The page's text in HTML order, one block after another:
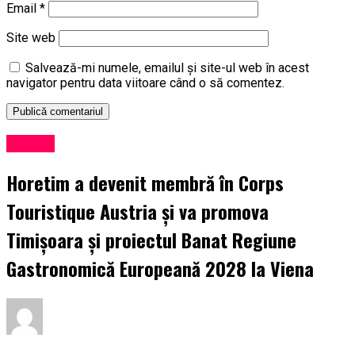
Email *
Site web
Salvează-mi numele, emailul și site-ul web în acest
navigator pentru data viitoare când o să comentez.
Horetim a devenit membră în Corps
Touristique Austria și va promova
Timișoara și proiectul Banat Regiune
Gastronomică Europeană 2028 la Viena